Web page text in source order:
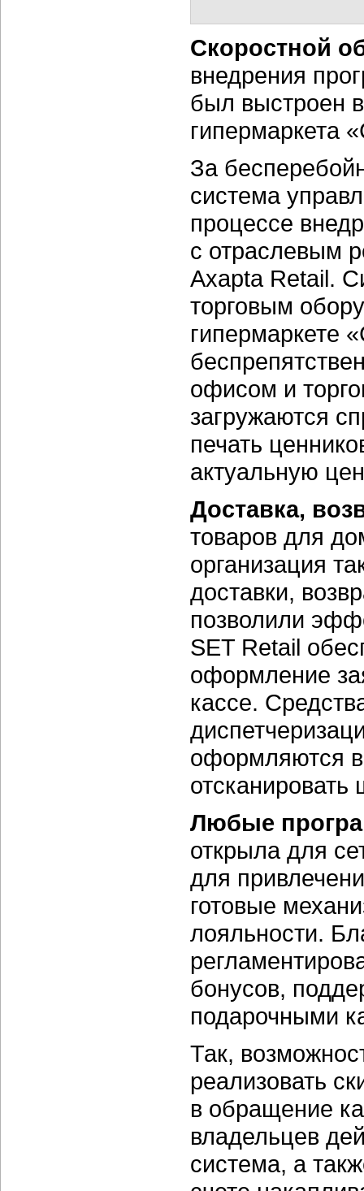
Скоростной
внедрения
был выстроен
гипермаркета
За
система
процессе
с отраслевым
Axapta Retail.
торговым
гипермаркете
офисом и
загружаются
печать
актуальную
Доставка,
товаров для
организация
доставки,
позволили
SET Retail
оформление
кассе.
оформляются
отсканировать
Любые
открыла для
для
готовые
лояльности.
бонусов,
подарочными
Так,
реализовать
в обращение
владельцев
система, а